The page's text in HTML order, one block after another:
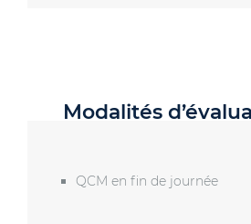
Modalités
QCM en fin de journée